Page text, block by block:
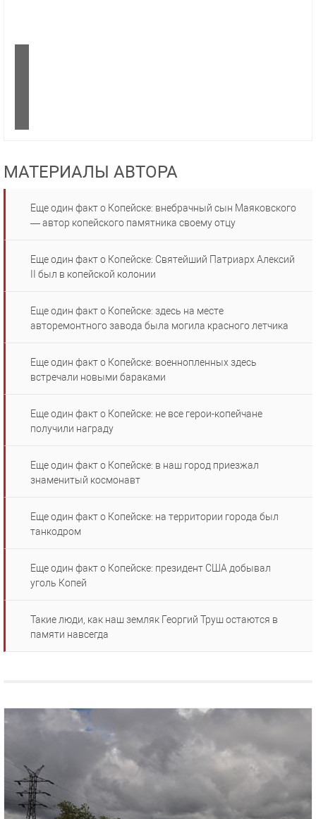
МАТЕРИАЛЫ АВТОРА
Еще один факт о Копейске: внебрачный сын Маяковского
— автор копейского памятника своему отцу
Еще один факт о Копейске: Святейший Патриарх Алексий
II был в копейской колонии
Еще один факт о Копейске: здесь на месте
авторемонтного завода была могила красного летчика
Еще один факт о Копейске: военнопленных здесь
встречали новыми бараками
Еще один факт о Копейске: не все герои-копейчане
получили награду
Еще один факт о Копейске: в наш город приезжал
знаменитый космонавт
Еще один факт о Копейске: на территории города был
танкодром
Еще один факт о Копейске: президент США добывал
уголь Копей
Такие люди, как наш земляк Георгий Труш остаются в
памяти навсегда